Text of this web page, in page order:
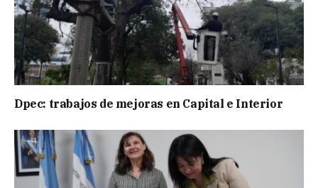
Dpec: trabajos de mejoras en Capital e Interior